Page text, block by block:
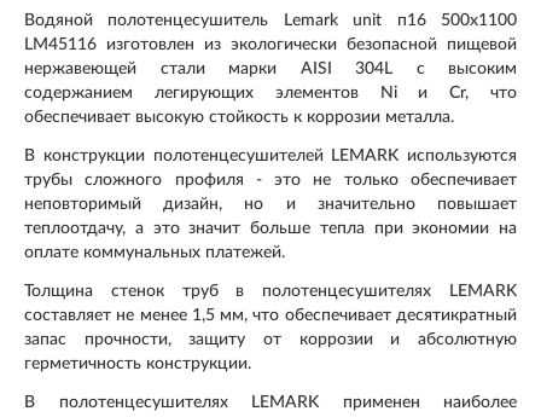
Водяной полотенцесушитель Lemark unit п16 500x1100
LM45116 изготовлен из экологически безопасной пищевой
нержавеющей стали марки AISI 304L с высоким
содержанием легирующих элементов Ni и Cr, что
обеспечивает высокую стойкость к коррозии металла.
В конструкции полотенцесушителей LEMARK используются
трубы сложного профиля - это не только обеспечивает
неповторимый дизайн, но и значительно повышает
теплоотдачу, а это значит больше тепла при экономии на
оплате коммунальных платежей.
Толщина стенок труб в полотенцесушителях LEMARK
составляет не менее 1,5 мм, что обеспечивает десятикратный
запас прочности, защиту от коррозии и абсолютную
герметичность конструкции.
В полотенцесушителях LEMARK применен наиболее